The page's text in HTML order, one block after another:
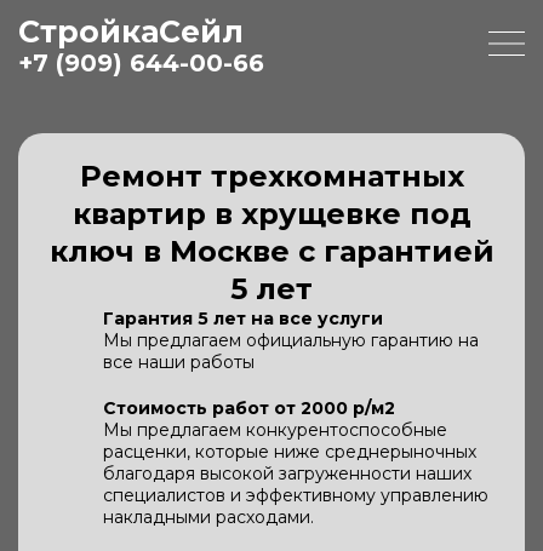
СтройкаСейл
+7 (909) 644-00-66
Ремонт трехкомнатных
квартир в хрущевке под
ключ в Москве с гарантией
5 лет
Гарантия 5 лет на все услуги
Мы предлагаем официальную гарантию на
все наши работы
Стоимость работ от 2000 р/м2
Мы предлагаем конкурентоспособные
расценки, которые ниже среднерыночных
благодаря высокой загруженности наших
специалистов и эффективному управлению
накладными расходами.